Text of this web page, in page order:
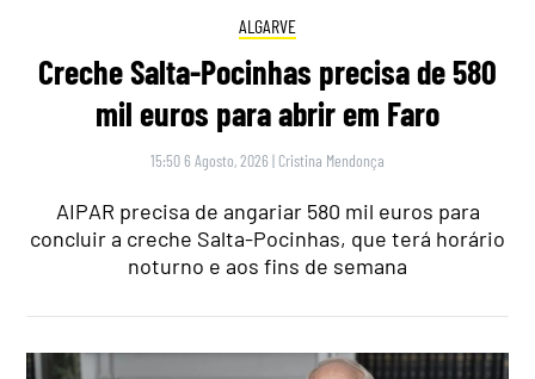
ALGARVE
Creche Salta-Pocinhas precisa de 580
mil euros para abrir em Faro
15:50 6 Agosto, 2026 | Cristina Mendonça
AIPAR precisa de angariar 580 mil euros para
concluir a creche Salta-Pocinhas, que terá horário
noturno e aos fins de semana